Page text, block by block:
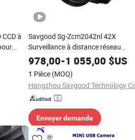
à
Savgood Sg-Zcm2042nl 42X
Surveillance à distance réseau
numérique caméra IP CCTV
978,00-1 055,00 $US
1 Pièce (MOQ)
Envoyer demande